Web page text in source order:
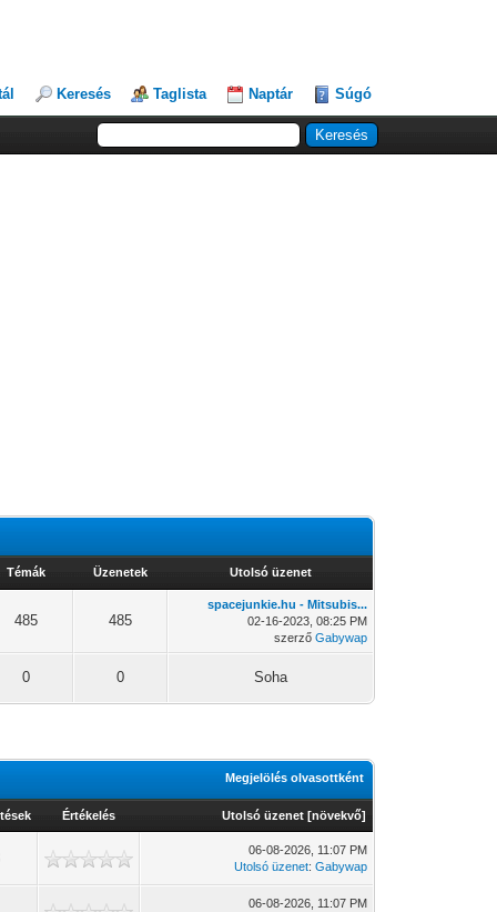
Keresés Taglista Naptár Súgó
Témák Üzenetek Utolsó üzenet
485 485
spacejunkie.hu - Mitsubis...
02-16-2023, 08:25 PM
szerzőGabywap
0 0 Soha
Megjelölés olvasottként
Értékelés Utolsó üzenet [növekvő]
06-08-2026, 11:07 PM
Utolsó üzenet:Gabywap
06-08-2026, 11:07 PM